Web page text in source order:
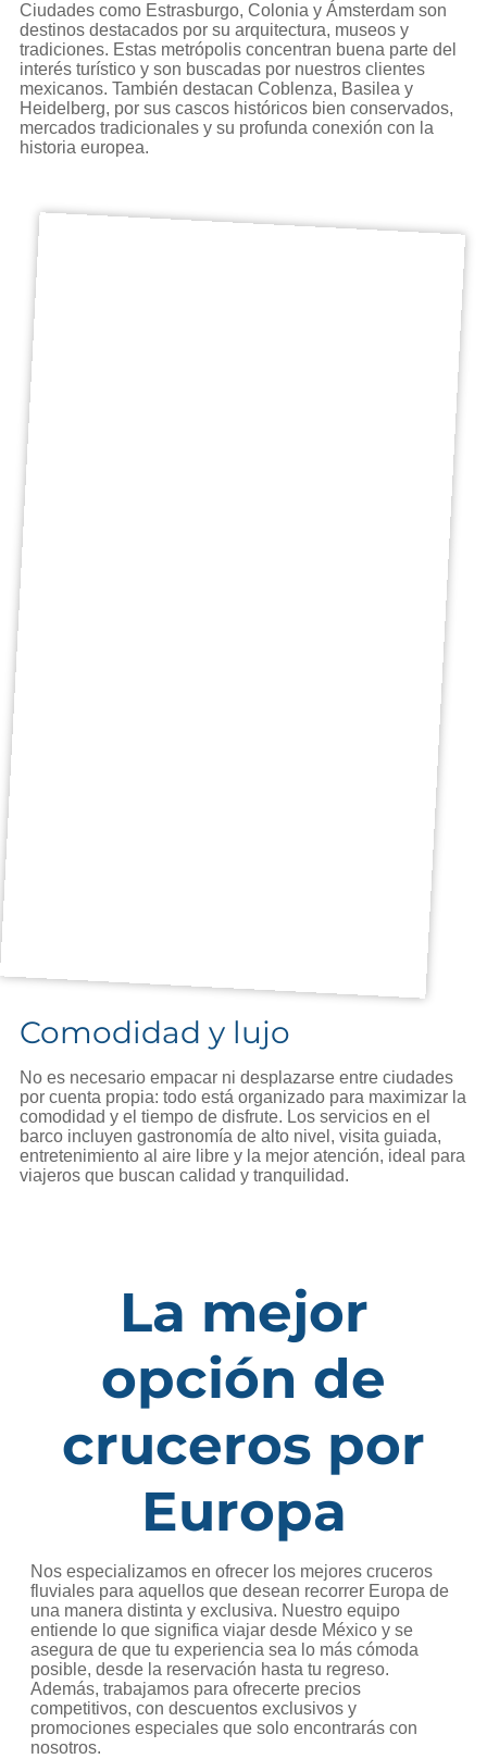
Ciudades como Estrasburgo, Colonia y Ámsterdam son
destinos destacados por su arquitectura, museos y
tradiciones. Estas metrópolis concentran buena parte del
interés turístico y son buscadas por nuestros clientes
mexicanos. También destacan Coblenza, Basilea y
Heidelberg, por sus cascos históricos bien conservados,
mercados tradicionales y su profunda conexión con la
historia europea.
Comodidad y lujo
No es necesario empacar ni desplazarse entre ciudades
por cuenta propia: todo está organizado para maximizar la
comodidad y el tiempo de disfrute. Los servicios en el
barco incluyen gastronomía de alto nivel, visita guiada,
entretenimiento al aire libre y la mejor atención, ideal para
viajeros que buscan calidad y tranquilidad.
La mejor
opción de
cruceros por
Europa
Nos especializamos en ofrecer los mejores cruceros
fluviales para aquellos que desean recorrer Europa de
una manera distinta y exclusiva. Nuestro equipo
entiende lo que significa viajar desde México y se
asegura de que tu experiencia sea lo más cómoda
posible, desde la reservación hasta tu regreso.
Además, trabajamos para ofrecerte precios
competitivos, con descuentos exclusivos y
promociones especiales que solo encontrarás con
nosotros.